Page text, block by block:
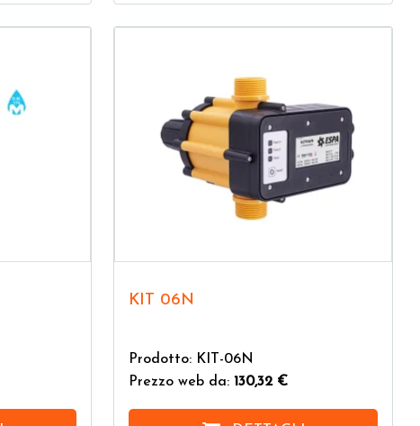
KIT 06N
Prodotto: KIT-06N
Prezzo web da:130,32 €